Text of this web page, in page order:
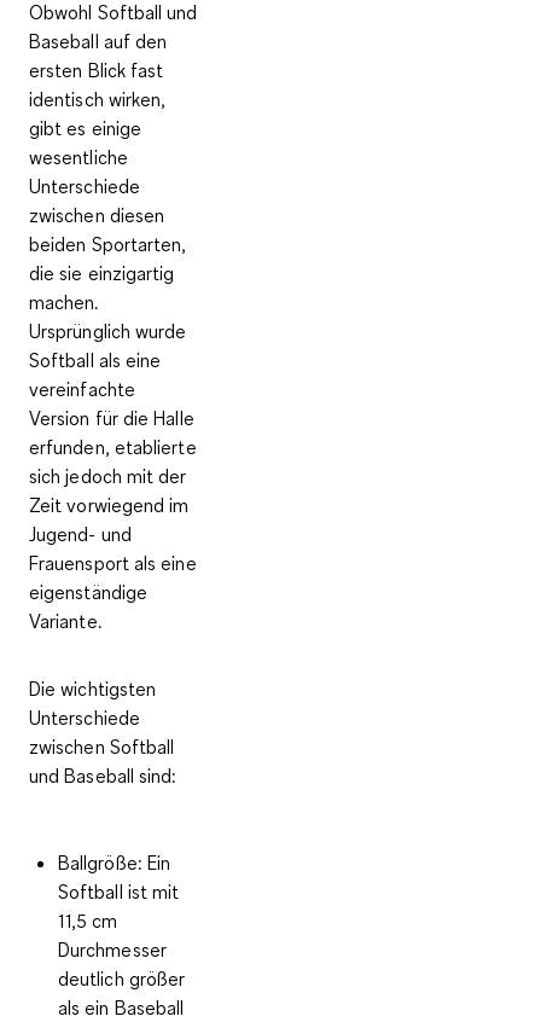
Obwohl Softball und
Baseball auf den
ersten Blick fast
identisch wirken,
gibt es einige
wesentliche
Unterschiede
zwischen diesen
beiden Sportarten,
die sie einzigartig
machen.
Ursprünglich wurde
Softball als eine
vereinfachte
Version für die Halle
erfunden, etablierte
sich jedoch mit der
Zeit vorwiegend im
Jugend- und
Frauensport als eine
eigenständige
Variante.
Die wichtigsten
Unterschiede
zwischen Softball
und Baseball sind:
Ballgröße: Ein
Softball ist mit
11,5 cm
Durchmesser
deutlich größer
als ein Baseball